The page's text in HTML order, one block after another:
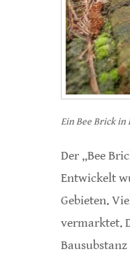
Ein Bee Brick in
Der „Bee
Entwickelt
Gebieten.
vermarktet.
Bausubstanz